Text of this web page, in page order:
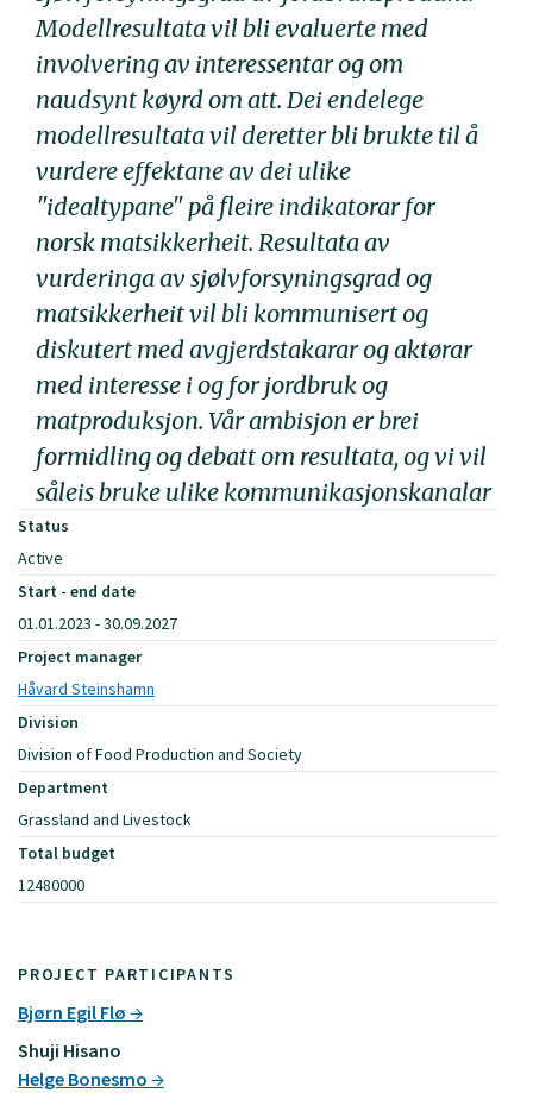
Modellresultata vil bli evaluerte med
involvering av interessentar og om
naudsynt køyrd om att. Dei endelege
modellresultata vil deretter bli brukte til å
vurdere effektane av dei ulike
"idealtypane" på fleire indikatorar for
norsk matsikkerheit. Resultata av
vurderinga av sjølvforsyningsgrad og
matsikkerheit vil bli kommunisert og
diskutert med avgjerdstakarar og aktørar
med interesse i og for jordbruk og
matproduksjon. Vår ambisjon er brei
formidling og debatt om resultata, og vi vil
såleis bruke ulike kommunikasjonskanalar
PROJECT PARTICIPANTS
Bjørn Egil Flø
Shuji Hisano
Helge Bonesmo
Status
Active
Start - end date
01.01.2023 - 30.09.2027
Project manager
Håvard Steinshamn
Division
Division of Food Production and Society
Department
Grassland and Livestock
Total budget
12480000